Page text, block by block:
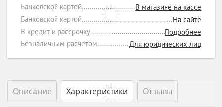
Банковской картой
В магазине на кассе
Банковской картой
На сайте
В кредит и рассрочку
Подробнее
Безналичным расчетом
Для юридических лиц
Описание Характеристики Отзывы